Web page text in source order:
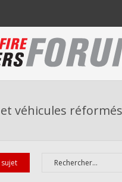
véhicules réformés